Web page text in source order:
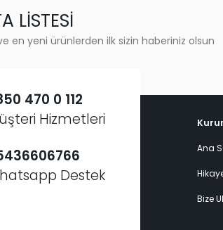
LİSTESİ
en yeni ürünlerden ilk sizin haberiniz olsun
470 0 112
Hizmetleri
Destek
Ana
Bize